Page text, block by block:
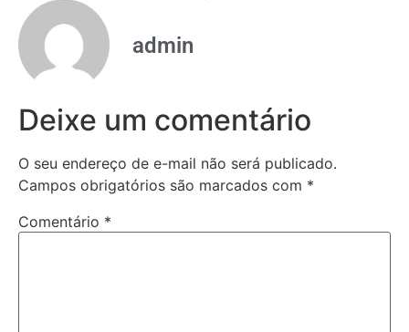
admin
Deixe um comentário
O seu endereço de e-mail não será publicado.
Campos obrigatórios são marcados com *
Comentário *